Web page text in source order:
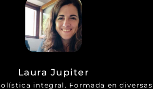
Laura Jupiter
integral. Formada en diversas